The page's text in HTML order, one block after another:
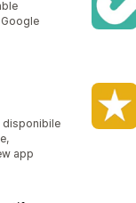
disponibile
app